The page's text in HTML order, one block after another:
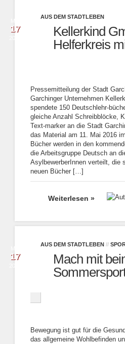
Mai
17
AUS DEM STADTLEBEN
Kellerkind
Helferkreis
Pressemitteilung der Stadt
Garchinger Unternehmen
spendete 150 Deutschlehr-
gleiche Anzahl Schreibblöcke,
Text-marker an die Stadt
das Material am 11. Mai 2016
Bücher werden in den
die Arbeitsgruppe Deutsch an
AsylbewerberInnen verteilt, die
neuen Bücher […]
Weiterlesen »
Mai
17
AUS DEM STADTLEBEN //
Mach mit
Bewegung ist gut für die
das allgemeine Wohlbefinden